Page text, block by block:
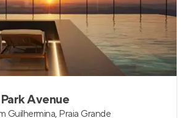
Avenue
Guilhermina, Praia Grande